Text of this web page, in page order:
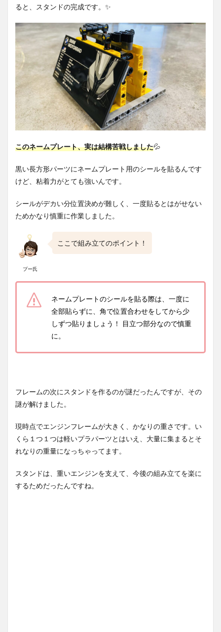
ると、スタンドの完成です。✨
このネームプレート、実は結構苦戦しました💦
黒い長方形パーツにネームプレート用のシールを貼るんです
けど、粘着力がとても強いんです。
シールがデカい分位置決めが難しく、一度貼るとはがせない
ためかなり慎重に作業しました。
プー氏
ここで組み立てのポイント！
ネームプレートのシールを貼る際は、一度に
全部貼らずに、角で位置合わせをしてから少
しずつ貼りましょう！ 目立つ部分なので慎重
に。
フレームの次にスタンドを作るのが謎だったんですが、その
謎が解けました。
現時点でエンジンフレームが大きく、かなりの重さです。い
くら１つ１つは軽いプラパーツとはいえ、大量に集まるとそ
れなりの重量になっちゃってます。
スタンドは、重いエンジンを支えて、今後の組み立てを楽に
するためだったんですね。